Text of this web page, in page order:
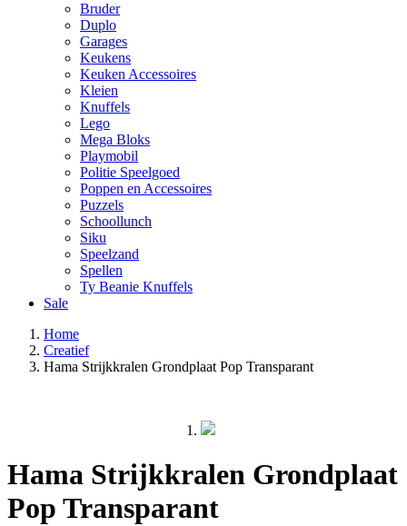
Bruder
Duplo
Garages
Keukens
Keuken Accessoires
Kleien
Knuffels
Lego
Mega Bloks
Playmobil
Politie Speelgoed
Poppen en Accessoires
Puzzels
Schoollunch
Siku
Speelzand
Spellen
Ty Beanie Knuffels
Sale
Home
Creatief
Hama Strijkkralen Grondplaat Pop Transparant
Hama Strijkkralen Grondplaat
Pop Transparant